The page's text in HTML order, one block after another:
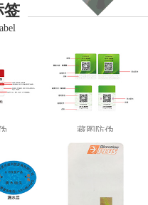
签
藏图防伪